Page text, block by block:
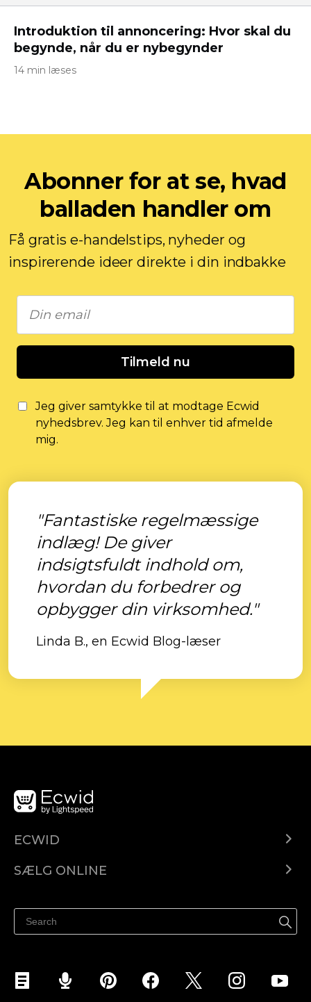
Introduktion til annoncering: Hvor skal du
begynde, når du er nybegynder
14 min læses
Abonner for at se, hvad
balladen handler om
Få gratis e-handelstips, nyheder og
inspirerende ideer direkte i din indbakke
Tilmeld nu
Jeg giver samtykke til at modtage Ecwid
nyhedsbrev. Jeg kan til enhver tid afmelde
mig.
"Fantastiske regelmæssige
indlæg! De giver
indsigtsfuldt indhold om,
hvordan du forbedrer og
opbygger din virksomhed."
Linda B., en Ecwid Blog-læser
ECWID
Pris
SÆLG ONLINE
Sælg på Facebook
Sælg på Instagram